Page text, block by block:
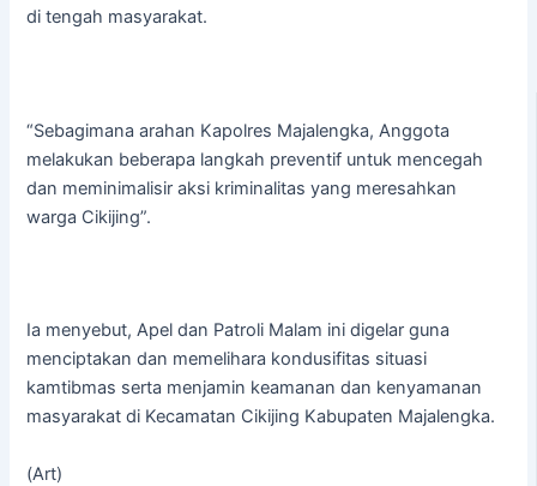
di tengah masyarakat.
“Sebagimana arahan Kapolres Majalengka, Anggota
melakukan beberapa langkah preventif untuk mencegah
dan meminimalisir aksi kriminalitas yang meresahkan
warga Cikijing”.
Ia menyebut, Apel dan Patroli Malam ini digelar guna
menciptakan dan memelihara kondusifitas situasi
kamtibmas serta menjamin keamanan dan kenyamanan
masyarakat di Kecamatan Cikijing Kabupaten Majalengka.
(Art)